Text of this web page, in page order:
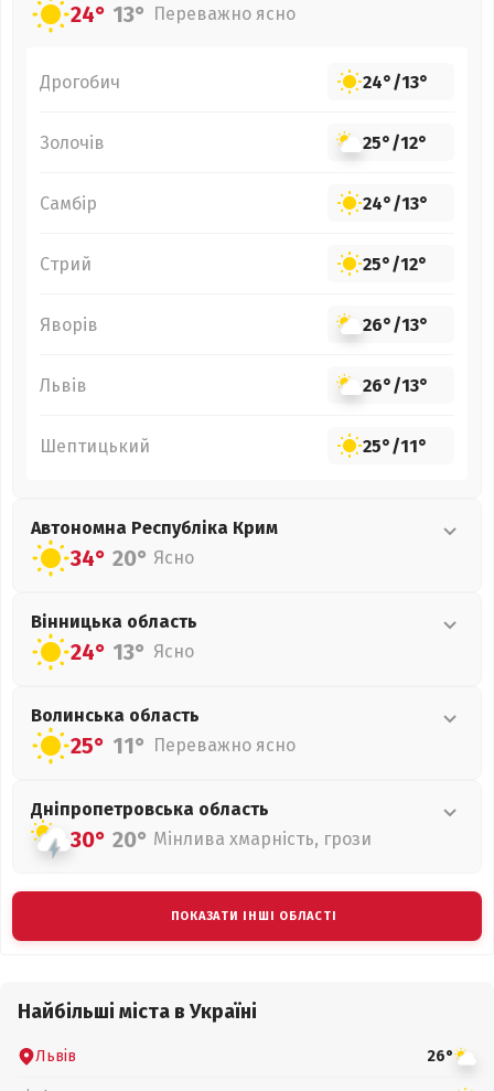
24° 13° Переважно ясно
Дрогобич 24°/13°
Золочів 25°/12°
Самбір 24°/13°
Стрий 25°/12°
Яворів 26°/13°
Львів 26°/13°
Шептицький 25°/11°
Автономна Республіка Крим
34° 20° Ясно
Вінницька область
24° 13° Ясно
Волинська область
25° 11° Переважно ясно
Дніпропетровська область
30° 20° Мінлива хмарність, грози
ПОКАЗАТИ ІНШІ ОБЛАСТІ
Найбільші міста в Україні
Львів 26°